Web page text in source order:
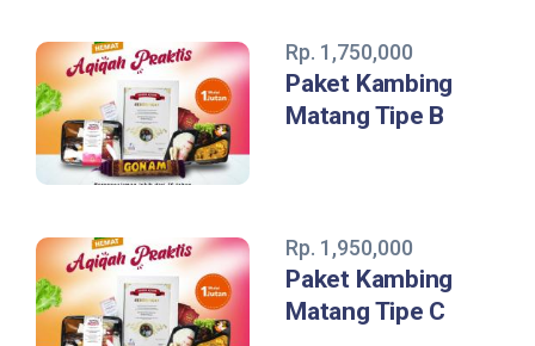
Rp. 1,750,000
Paket Kambing
Matang Tipe B
Rp. 1,950,000
Paket Kambing
Matang Tipe C